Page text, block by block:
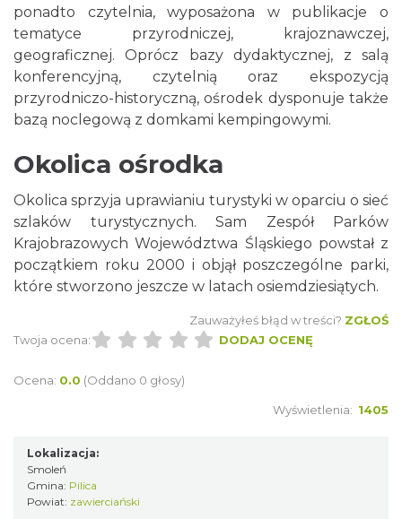
ponadto czytelnia, wyposażona w publikacje o
tematyce przyrodniczej, krajoznawczej,
geograficznej. Oprócz bazy dydaktycznej, z salą
konferencyjną, czytelnią oraz ekspozycją
przyrodniczo-historyczną, ośrodek dysponuje także
bazą noclegową z domkami kempingowymi.
Okolica ośrodka
Okolica sprzyja uprawianiu turystyki w oparciu o sieć
szlaków turystycznych. Sam Zespół Parków
Krajobrazowych Województwa Śląskiego powstał z
początkiem roku 2000 i objął poszczególne parki,
które stworzono jeszcze w latach osiemdziesiątych.
Zauważyłeś błąd w treści? ZGŁOŚ
Twoja ocena:
DODAJ OCENĘ
Ocena: 0.0 (Oddano 0 głosy)
Wyświetlenia: 1405
Lokalizacja:
Smoleń
Gmina: Pilica
Powiat: zawierciański